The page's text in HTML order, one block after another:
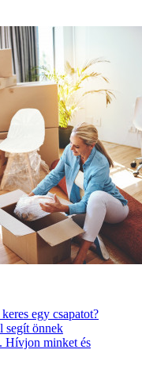
egy csapatot?
segít önnek
Hívjon minket és